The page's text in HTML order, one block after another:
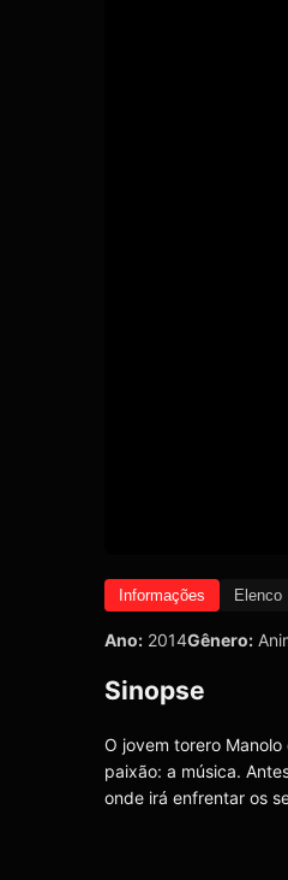
Informações Elenco
Ano: 2014Gênero:
Sinopse
O jovem torero
paixão: a música.
onde irá enfrentar os